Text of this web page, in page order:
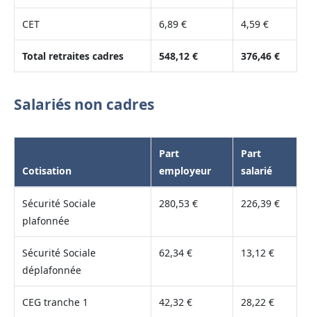
CET 6,89 € 4,59 €
Total retraites cadres 548,12 € 376,46 €
Salariés non cadres
Cotisation
Part
employeur
Part
salarié
Sécurité Sociale
plafonnée
280,53 € 226,39 €
Sécurité Sociale
déplafonnée
62,34 € 13,12 €
CEG tranche 1 42,32 € 28,22 €